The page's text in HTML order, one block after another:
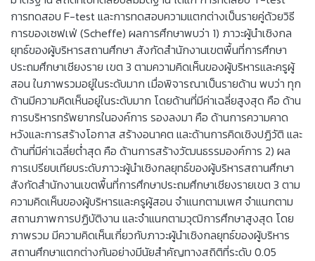
การทดสอบ F-test และการทดสอบความแตกต่างเป็นรายคู่ด้วยวิธี
การของเซฟเฟ่ (Scheffe) ผลการศึกษาพบว่า 1) ภาวะผู้นำเชิงกล
ยุทธ์ของผู้บริหารสถานศึกษา สังกัดสำนักงานเขตพื้นที่การศึกษา
ประถมศึกษาเชียงราย เขต 3 ตามความคิดเห็นของผู้บริหารและครูผู้
สอน ในภาพรวมอยู่ในระดับมาก เมื่อพิจารณาเป็นรายด้าน พบว่า ทุก
ด้านมีความคิดเห็นอยู่ในระดับมาก โดยด้านที่มีค่าเฉลี่ยสูงสุด คือ ด้าน
การบริหารทรัพยากรในองค์การ รองลงมา คือ ด้านการความคาด
หวังและการสร้างโอกาส สร้างอนาคต และด้านการคิดเชิงปฏิวัติ และ
ด้านที่มีค่าเฉลี่ยต่ำสุด คือ ด้านการสร้างวัฒนธรรมองค์การ 2) ผล
การเปรียบเทียบระดับภาวะผู้นำเชิงกลยุทธ์ของผู้บริหารสถานศึกษา
สังกัดสำนักงานเขตพื้นที่การศึกษาประถมศึกษาเชียงรายเขต 3 ตาม
ความคิดเห็นของผู้บริหารและครูผู้สอน จำแนกตามเพศ จำแนกตาม
สถานภาพการปฏิบัติงาน และจำแนกตามวุฒิการศึกษาสูงสุด โดย
ภาพรวม มีความคิดเห็นเกี่ยวกับภาวะผู้นำเชิงกลยุทธ์ของผู้บริหาร
สถานศึกษาแตกต่างกันอย่างมีนัยสำคัญทางสถิติที่ระดับ 0.05